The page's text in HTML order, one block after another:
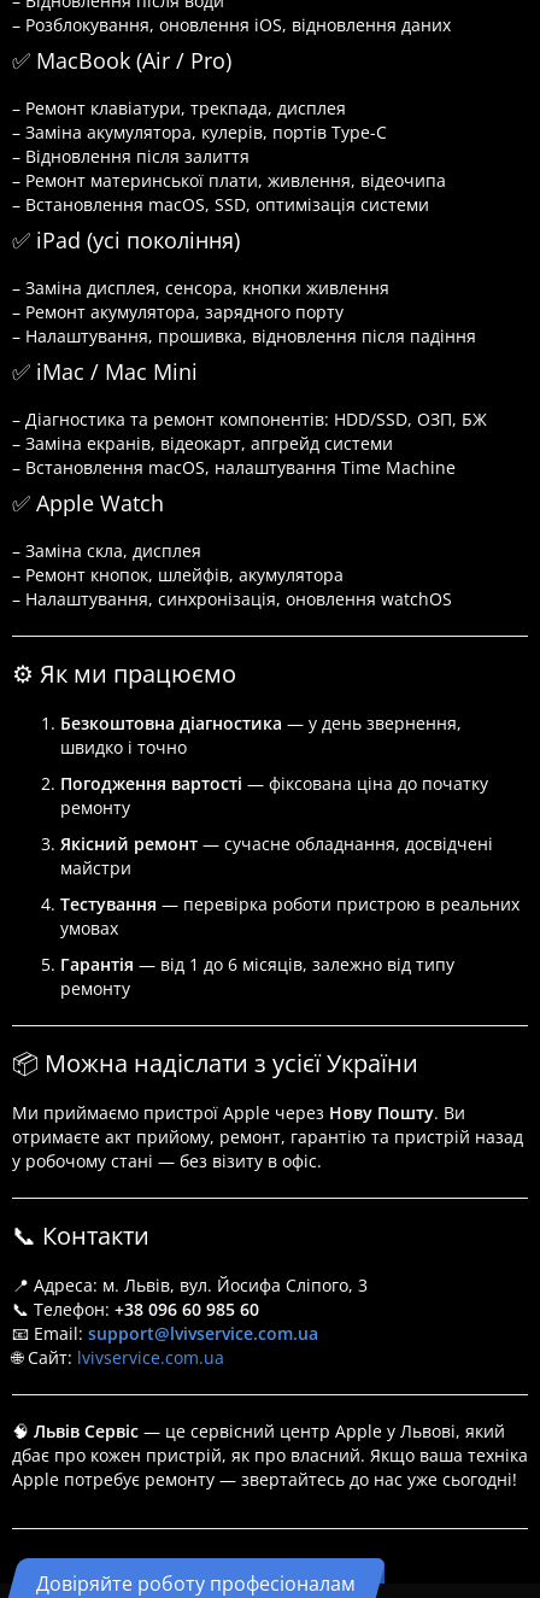
– Розблокування, оновлення iOS, відновлення даних
✅ MacBook (Air / Pro)
– Ремонт клавіатури, трекпада, дисплея
– Заміна акумулятора, кулерів, портів Type-C
– Відновлення після залиття
– Ремонт материнської плати, живлення, відеочипа
– Встановлення macOS, SSD, оптимізація системи
✅ iPad (усі покоління)
– Заміна дисплея, сенсора, кнопки живлення
– Ремонт акумулятора, зарядного порту
– Налаштування, прошивка, відновлення після падіння
✅ iMac / Mac Mini
– Діагностика та ремонт компонентів: HDD/SSD, ОЗП, БЖ
– Заміна екранів, відеокарт, апгрейд системи
– Встановлення macOS, налаштування Time Machine
✅ Apple Watch
– Заміна скла, дисплея
– Ремонт кнопок, шлейфів, акумулятора
– Налаштування, синхронізація, оновлення watchOS
⚙️ Як ми працюємо
Безкоштовна діагностика — у день звернення,
швидко і точно
Погодження вартості — фіксована ціна до початку
ремонту
Якісний ремонт — сучасне обладнання, досвідчені
майстри
Тестування — перевірка роботи пристрою в реальних
умовах
Гарантія — від 1 до 6 місяців, залежно від типу
ремонту
📦 Можна надіслати з усієї України
Ми приймаємо пристрої Apple через Нову Пошту. Ви
отримаєте акт прийому, ремонт, гарантію та пристрій назад
у робочому стані — без візиту в офіс.
📞 Контакти
📍 Адреса: м. Львів, вул. Йосифа Сліпого, 3
📞 Телефон: +38 096 60 985 60
📧 Email: support@lvivservice.com.ua
🌐 Сайт: lvivservice.com.ua
🧠 Львів Сервіс — це сервісний центр Apple у Львові, який
дбає про кожен пристрій, як про власний. Якщо ваша техніка
Apple потребує ремонту — звертайтесь до нас уже сьогодні!
Довіряйте роботу професіоналам